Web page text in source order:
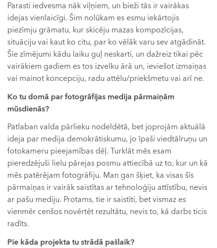
Parasti iedvesma nāk viļņiem, un bieži tās ir vairākas
idejas vienlaicīgi. Šim nolūkam es esmu iekārtojis
piezīmju grāmatu, kur skicēju mazas kompozīcijas,
situāciju vai kaut ko citu, par ko vēlāk varu sev atgādināt.
Šie zīmējumi kādu laiku guļ neskarti, un dažreiz tikai pēc
vairākiem gadiem es tos izvelku ārā un, ieviešot izmaiņas
vai mainot koncepciju, radu attēlu/priekšmetu vai arī ne.
Ko tu domā par fotogrāfijas medija pārmaiņām
mūsdienās?
Patlaban valda pārlieku nodeldētā, bet joprojām aktuālā
ideja par medija demokrātiskumu, jo īpaši viedtālruņu un
fotokameru pieejamības dēļ. Turklāt mēs esam
pieredzējuši lielu pārejas posmu attiecībā uz to, kur un kā
mēs patērējam fotogrāfiju. Man gan šķiet, ka visas šīs
pārmaiņas ir vairāk saistītas ar tehnoloģiju attīstību, nevis
ar pašu mediju. Protams, tie ir saistīti, bet vismaz es
vienmēr cenšos novērtēt rezultātu, nevis to, kā darbs ticis
radīts.
Pie kāda projekta tu strādā pašlaik?